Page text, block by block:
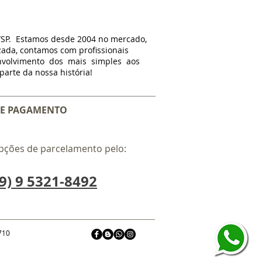
Estamos desde 2004 no mercado,
contamos com profissionais
dos mais simples aos
da nossa história!
PAGAMENTO
de parcelamento pelo:
9 5321-8492